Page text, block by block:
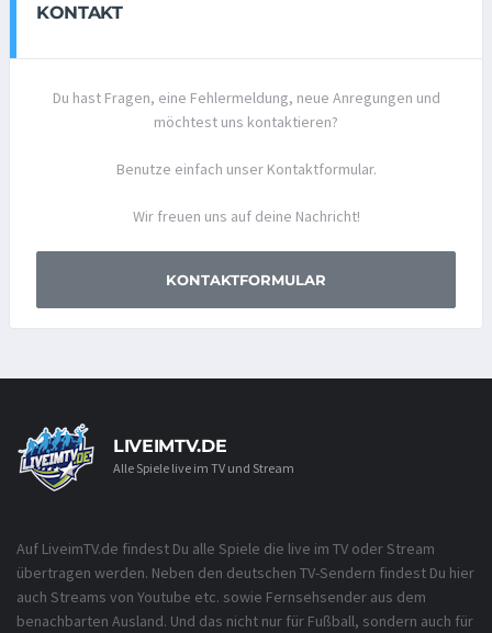
KONTAKT
Du hast Fragen, eine Fehlermeldung, neue Anregungen und
möchtest uns kontaktieren?
Benutze einfach unser Kontaktformular.
Wir freuen uns auf deine Nachricht!
KONTAKTFORMULAR
LIVEIMTV.DE
Alle Spiele live im TV und Stream
Auf LiveimTV.de findest Du alle Spiele die live im TV oder Stream
übertragen werden. Neben den deutschen TV-Sendern findest Du hier
auch Streams von Youtube etc. sowie Fernsehsender aus dem
benachbarten Ausland. Und das nicht nur für Fußball, sondern auch für